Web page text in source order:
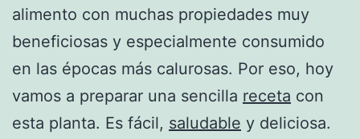
alimento con muchas propiedades muy
beneficiosas y especialmente consumido
en las épocas más calurosas. Por eso, hoy
vamos a preparar una sencilla receta con
esta planta. Es fácil, saludable y deliciosa.